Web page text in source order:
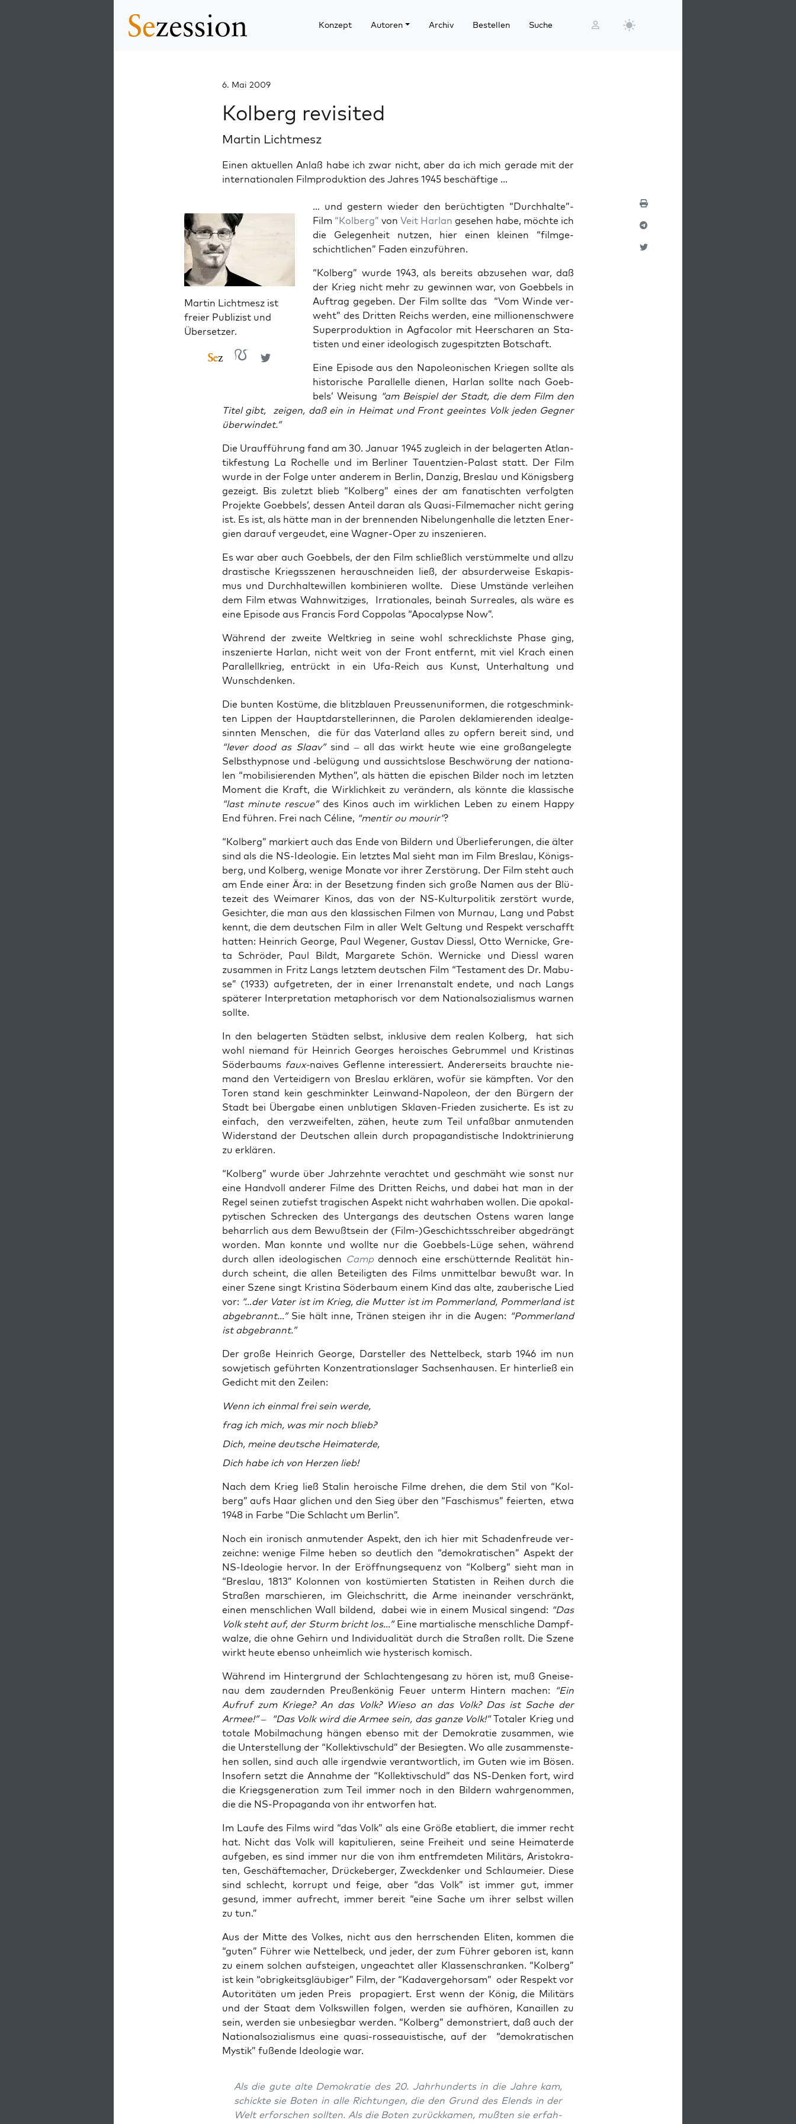
Konzept Autoren Archiv Bestellen Suche
6. Mai 2009
Kolberg revisited
Martin Lichtmesz
Einen aktuellen Anlaß habe ich zwar nicht, aber da ich mich gerade mit der
internationalen Filmproduktion des Jahres 1945 beschäftige ...
Martin Lichtmesz ist
freier Publizist und
Übersetzer.
… und ges­tern wie­der den berüch­tig­ten “Durchhalte”-
Film “Kol­berg”vonVeit Har­lan gese­hen habe, möch­te ich
die Gele­gen­heit nut­zen, hier einen klei­nen “film­ge­
schicht­li­chen” Faden einzuführen.
“Kol­berg” wur­de 1943, als bereits abzu­se­hen war, daß
der Krieg nicht mehr zu gewin­nen war, von Goeb­bels in
Auf­trag gege­ben. Der Film soll­te das “Vom Win­de ver­
weht” des Drit­ten Reichs wer­den, eine mil­lio­nen­schwe­re
Super­pro­duk­ti­on in Agfa­co­lor mit Heer­scha­ren an Sta­
tis­ten und einer ideo­lo­gisch zuge­spitz­ten Botschaft.
Eine Epi­so­de aus den Napo­leo­ni­schen Krie­gen soll­te als
his­to­ri­sche Par­al­lel­le die­nen, Har­lan soll­te nach Goeb­
bels’ Wei­sung “am Bei­spiel der Stadt, die dem Film den
Titel gibt, zei­gen, daß ein in Hei­mat und Front geein­tes Volk jeden Geg­ner
überwindet.”
Die Urauf­füh­rung fand am 30. Janu­ar 1945 zugleich in der bela­ger­ten Atlan­
tik­fes­tung La Rochel­le und im Ber­li­ner Tau­ent­zi­en-Palast statt. Der Film
wur­de in der Fol­ge unter ande­rem in Ber­lin, Dan­zig, Bres­lau und Königs­berg
gezeigt. Bis zuletzt blieb “Kol­berg” eines der am fana­tisch­ten ver­folg­ten
Pro­jek­te Goeb­bels’, des­sen Anteil dar­an als Qua­si-Fil­me­ma­cher nicht gering
ist. Es ist, als hät­te man in der bren­nen­den Nibe­lun­gen­hal­le die letz­ten Ener­
gien dar­auf ver­geu­det, eine Wag­ner-Oper zu inszenieren.
Es war aber auch Goeb­bels, der den Film schließ­lich ver­stüm­mel­te und all­zu
dras­ti­sche Kriegs­sze­nen herauschnei­den ließ, der absur­der­wei­se Eska­pis­
mus und Durch­hal­te­wil­len kom­bi­nie­ren woll­te. Die­se Umstän­de ver­lei­hen
dem Film etwas Wahn­wit­zi­ges, Irra­tio­na­les, bei­nah Sur­rea­les, als wäre es
eine Epi­so­de aus Fran­cis Ford Cop­po­las “Apo­ca­lyp­se Now”.
Wäh­rend der zwei­te Welt­krieg in sei­ne wohl schreck­lichs­te Pha­se ging,
insze­nier­te Har­lan, nicht weit von der Front ent­fernt, mit viel Krach einen
Par­al­lell­krieg, ent­rückt in ein Ufa-Reich aus Kunst, Unter­hal­tung und
Wunschdenken.
Die bun­ten Kos­tü­me, die blitz­blau­en Preus­sen­uni­for­men, die rot­ge­schmink­
ten Lip­pen der Haupt­dar­stel­le­rin­nen, die Paro­len dekla­mie­ren­den ide­al­ge­
sinn­ten Men­schen, die für das Vater­land alles zu opfern bereit sind, und
“lever dood as Slaav” sind – all das wirkt heu­te wie eine groß­an­ge­leg­te
Selbst­hyp­no­se und ‑belü­gung und aus­sichts­lo­se Beschwö­rung der natio­na­
len “mobi­li­sie­ren­den Mythen”, als hät­ten die epi­schen Bil­der noch im letz­ten
Moment die Kraft, die Wirk­lich­keit zu ver­än­dern, als könn­te die klas­si­sche
“last minu­te res­cue”des Kinos auch im wirk­li­chen Leben zu einem Hap­py
End füh­ren. Frei nach Céli­ne, “men­tir ou mour­ir”?
“Kol­berg” mar­kiert auch das Ende von Bil­dern und Über­lie­fe­run­gen, die älter
sind als die NS-Ideo­lo­gie. Ein letz­tes Mal sieht man im Film Bres­lau, Königs­
berg, und Kol­berg, weni­ge Mona­te vor ihrer Zer­stö­rung. Der Film steht auch
am Ende einer Ära: in der Beset­zung fin­den sich gro­ße Namen aus der Blü­
te­zeit des Wei­ma­rer Kinos, das von der NS-Kul­tur­po­li­tik zer­stört wur­de,
Gesich­ter, die man aus den klas­si­schen Fil­men von Mur­nau, Lang und Pabst
kennt, die dem deut­schen Film in aller Welt Gel­tung und Respekt ver­schafft
hat­ten: Hein­rich Geor­ge, Paul Wege­ner, Gus­tav Diessl, Otto Wer­ni­cke, Gre­
ta Schrö­der, Paul Bildt, Mar­ga­re­te Schön. Wer­ni­cke und Diessl waren
zusam­men in Fritz Langs letz­tem deut­schen Film “Tes­ta­ment des Dr. Mabu­
se” (1933) auf­ge­tre­ten, der in einer Irren­an­stalt ende­te, und nach Langs
spä­te­rer Inter­pre­ta­ti­on meta­pho­risch vor dem Natio­nal­so­zia­lis­mus war­nen
sollte.
In den bela­ger­ten Städ­ten selbst, inklu­si­ve dem rea­len Kol­berg, hat sich
wohl nie­mand für Hein­rich Geor­ges heroi­sches Gebrum­mel und Kris­ti­nas
Söder­baums faux-nai­ves Geflen­ne inter­es­siert. Ande­rer­seits brauch­te nie­
mand den Ver­tei­di­gern von Bres­lau erklä­ren, wofür sie kämpf­ten. Vor den
Toren stand kein geschmink­ter Lein­wand-Napo­le­on, der den Bür­gern der
Stadt bei Über­ga­be einen unblu­ti­gen Skla­ven-Frie­den zusi­cher­te. Es ist zu
ein­fach, den ver­zwei­fel­ten, zähen, heu­te zum Teil unfaß­bar anmu­ten­den
Wider­stand der Deut­schen allein durch pro­pa­gan­dis­ti­sche Indok­tri­nie­rung
zu erklären.
“Kol­berg” wur­de über Jahr­zehn­te ver­ach­tet und geschmäht wie sonst nur
eine Hand­voll ande­rer Fil­me des Drit­ten Reichs, und dabei hat man in der
Regel sei­nen zutiefst tra­gi­schen Aspekt nicht wahr­ha­ben wol­len. Die apo­kal­
py­ti­schen Schre­cken des Unter­gangs des deut­schen Ostens waren lan­ge
beharr­lich aus dem Bewußt­sein der (Film-)Geschichtsschreiber abge­drängt
wor­den. Man konn­te und woll­te nur die Goeb­bels-Lüge sehen, wäh­rend
durch allen ideo­lo­gi­schen Campden­noch eine erschüt­tern­de Rea­li­tät hin­
durch scheint, die allen Betei­lig­ten des Films unmit­tel­bar bewußt war. In
einer Sze­ne singt Kris­ti­na Söder­baum einem Kind das alte, zau­be­ri­sche Lied
vor: “…der Vater ist im Krieg, die Mut­ter ist im Pom­mer­land, Pom­mer­land ist
abge­brannt…” Sie hält inne, Trä­nen stei­gen ihr in die Augen: “Pom­mer­land
ist abgebrannt.”
Der gro­ße Hein­rich Geor­ge, Dar­stel­ler des Net­tel­beck, starb 1946 im nun
sowje­tisch geführ­ten Kon­zen­tra­ti­ons­la­ger Sach­sen­hau­sen. Er hin­ter­ließ ein
Gedicht mit den Zeilen:
Wenn ich ein­mal frei sein werde,
frag ich mich, was mir noch blieb?
Dich, mei­ne deut­sche Heimaterde,
Dich habe ich von Her­zen lieb!
Nach dem Krieg ließ Sta­lin heroi­sche Fil­me dre­hen, die dem Stil von “Kol­
berg” aufs Haar gli­chen und den Sieg über den “Faschis­mus” fei­er­ten, etwa
1948 in Far­be “Die Schlacht um Berlin”.
Noch ein iro­nisch anmu­ten­der Aspekt, den ich hier mit Scha­den­freu­de ver­
zeich­ne: weni­ge Fil­me heben so deut­lich den “demo­kra­ti­schen” Aspekt der
NS-Ideo­lo­gie her­vor. In der Eröff­nung­s­e­quenz von “Kol­berg” sieht man in
“Bres­lau, 1813” Kolon­nen von kos­tü­mier­ten Sta­tis­ten in Rei­hen durch die
Stra­ßen mar­schie­ren, im Gleich­schritt, die Arme inein­an­der ver­schränkt,
einen mensch­li­chen Wall bil­dend, dabei wie in einem Musi­cal sin­gend: “Das
Volk steht auf, der Sturm bricht los…” Eine mar­tia­li­sche mensch­li­che Dampf­
wal­ze, die ohne Gehirn und Indi­vi­dua­li­tät durch die Stra­ßen rollt. Die Sze­ne
wirkt heu­te eben­so unheim­lich wie hys­te­risch komisch.
Wäh­rend im Hin­ter­grund der Schlach­ten­ge­sang zu hören ist, muß Gnei­se­
nau dem zau­dern­den Preu­ßen­kö­nig Feu­er unterm Hin­tern machen: “Ein
Auf­ruf zum Krie­ge? An das Volk? Wie­so an das Volk? Das ist Sache der
Armee!” – “Das Volk wird die Armee sein, das gan­ze Volk!”Tota­ler Krieg und
tota­le Mobil­ma­chung hän­gen eben­so mit der Demo­kra­tie zusam­men, wie
die Unter­stel­lung der “Kol­lek­tiv­schuld” der Besieg­ten. Wo alle zusam­men­ste­
hen sol­len, sind auch alle irgend­wie ver­ant­wort­lich, im Guten wie im Bösen.
Inso­fern setzt die Annah­me der “Kol­lek­tiv­schuld” das NS-Den­ken fort, wird
die Kriegs­ge­nera­ti­on zum Teil immer noch in den Bil­dern wahr­ge­nom­men,
die die NS-Pro­pa­gan­da von ihr ent­wor­fen hat.
Im Lau­fe des Films wird “das Volk” als eine Grö­ße eta­bliert, die immer recht
hat. Nicht das Volk will kapi­tu­lie­ren, sei­ne Frei­heit und sei­ne Hei­mat­er­de
auf­ge­ben, es sind immer nur die von ihm ent­frem­de­ten Mili­tärs, Aris­to­kra­
ten, Geschäf­te­ma­cher, Drü­cke­ber­ger, Zweck­den­ker und Schlau­mei­er. Die­se
sind schlecht, kor­rupt und fei­ge, aber “das Volk” ist immer gut, immer
gesund, immer auf­recht, immer bereit “eine Sache um ihrer selbst wil­len
zu tun.”
Aus der Mit­te des Vol­kes, nicht aus den herr­schen­den Eli­ten, kom­men die
“guten” Füh­rer wie Net­tel­beck, und jeder, der zum Füh­rer gebo­ren ist, kann
zu einem sol­chen auf­stei­gen, unge­ach­tet aller Klas­sen­schran­ken. “Kol­berg”
ist kein “obrig­keits­gläu­bi­ger” Film, der “Kada­ver­ge­hor­sam” oder Respekt vor
Auto­ri­tä­ten um jeden Preis pro­pa­giert. Erst wenn der König, die Mili­tärs
und der Staat dem Volks­wil­len fol­gen, wer­den sie auf­hö­ren, Kanail­len zu
sein, wer­den sie unbe­sieg­bar wer­den. “Kol­berg” demons­triert, daß auch der
Natio­nal­so­zia­lis­mus eine qua­si-ros­se­au­is­ti­sche, auf der “demo­kra­ti­schen
Mys­tik” fußen­de Ideo­lo­gie war.
Als die gute alte Demo­kra­tie des 20. Jahr­hun­derts in die Jah­re kam,
schick­te sie Boten in alle Rich­tun­gen, die den Grund des Elends in der
Welt erfor­schen soll­ten. Als die Boten zurück­ka­men, muß­ten sie erfah­